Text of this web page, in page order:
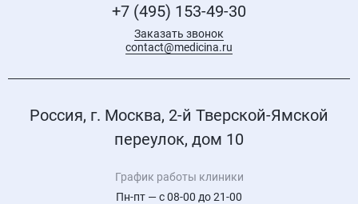
+7 (495) 153-49-30
Заказать звонок
contact@medicina.ru
Россия, г. Москва, 2-й Тверской-Ямской
переулок, дом 10
График работы клиники
Пн-пт — с 08-00 до 21-00